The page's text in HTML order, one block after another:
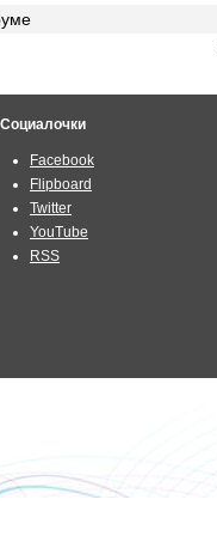
Социалочки
Facebook
Flipboard
Twitter
YouTube
RSS